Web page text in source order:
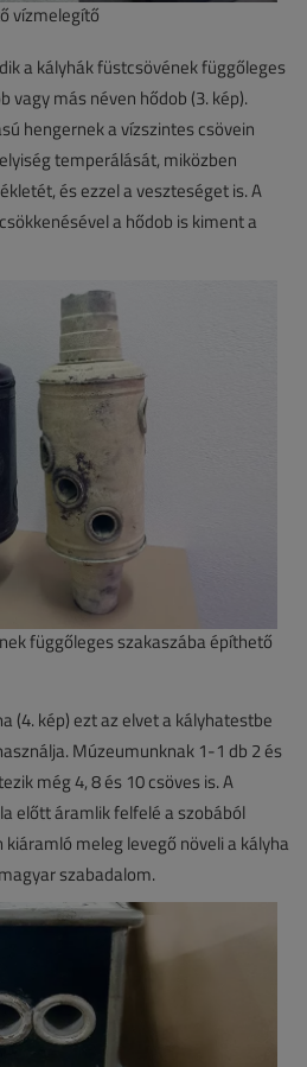
vízmelegítő
a kályhák füstcsövének függőleges
vagy más néven hődob (3. kép).
hengernek a vízszintes csövein
temperálását, miközben
és ezzel a veszteséget is. A
a hődob is kiment a
függőleges szakaszába építhető
(4. kép) ezt az elvet a kályhatestbe
Múzeumunknak 1-1 db 2 és
még 4, 8 és 10 csöves is. A
előtt áramlik felfelé a szobából
meleg levegő növeli a kályha
szabadalom.